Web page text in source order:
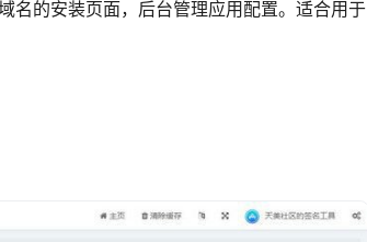
名的安装页面，后台管理应用配置。适合用于